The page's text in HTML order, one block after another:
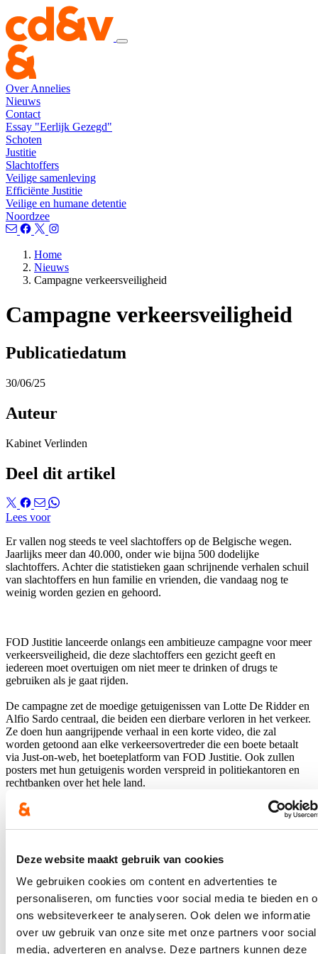
Deze website maakt gebruik van cookies
We gebruiken cookies om content en advertenties te
personaliseren, om functies voor social media te bieden en
ons websiteverkeer te analyseren. Ook delen we informatie
over uw gebruik van onze site met onze partners voor social
media, adverteren en analyse. Deze partners kunnen deze
Over Annelies
Nieuws
Contact
Essay "Eerlijk Gezegd"
Schoten
Justitie
Slachtoffers
Veilige samenleving
Efficiënte Justitie
Veilige en humane detentie
Noordzee
Home
Nieuws
Campagne verkeersveiligheid
Campagne verkeersveiligheid
Publicatiedatum
30/06/25
Auteur
Kabinet Verlinden
Deel dit artikel
Lees voor
Er vallen nog steeds te veel slachtoffers op de Belgische wegen.
Jaarlijks meer dan 40.000, onder wie bijna 500 dodelijke
slachtoffers. Achter die statistieken gaan schrijnende verhalen schuil
van slachtoffers en hun familie en vrienden, die vandaag nog te
weinig worden gezien en gehoord.
FOD Justitie lanceerde onlangs een ambitieuze campagne voor meer
verkeersveiligheid, die deze slachtoffers een gezicht geeft en
iedereen moet overtuigen om niet meer te drinken of drugs te
gebruiken als je gaat rijden.
De campagne zet de moedige getuigenissen van Lotte De Ridderen
Alfio Sardo centraal, die beiden een dierbare verloren in het verkeer.
Ze doen hun aangrijpende verhaal in een korte video, die zal
worden getoond aan elke verkeersovertreder die een boete betaalt
via Just-on-web, het boeteplatform van FOD Justitie. Ook zullen
posters met hun getuigenis worden verspreid in politiekantoren en
rechtbanken over het hele land.
Hou me op de hoogte
Postcode
Ja, ik wens de nieuwsbrief van Annelies Verlinden te ontvangen op
bovenstaand mailadres*